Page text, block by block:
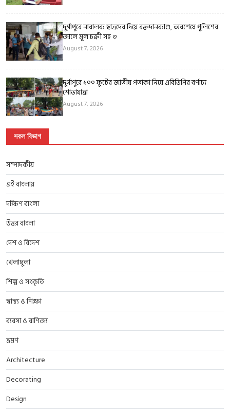
দুর্গাপুরে নাবালক ছাত্রদের দিয়ে রক্তদানকাণ্ড, অবশেষে পুলিশের
জালে মূল চক্রী সহ ৩
August 7, 2026
দুর্গাপুরে ১০০ ফুটের জাতীয় পতাকা নিয়ে এবিভিপির বর্ণাঢ্য
শোভাযাত্রা
August 7, 2026
সকল বিভাগ
সম্পাদকীয়
এই বাংলায়
দক্ষিণ বাংলা
উত্তর বাংলা
দেশ ও বিদেশ
খেলাধুলা
শিল্প ও সংকৃতি
স্বাস্থ্য ও শিক্ষা
ব্যবসা ও বাণিজ্য
ভ্রমণ
Architecture
Decorating
Design